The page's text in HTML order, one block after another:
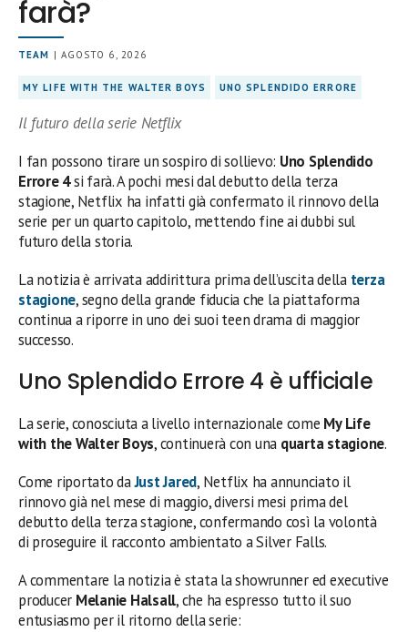
farà?
TEAM | AGOSTO 6, 2026
MY LIFE WITH THE WALTER BOYS UNO SPLENDIDO ERRORE
Il futuro della serie Netflix
I fan possono tirare un sospiro di sollievo: Uno Splendido
Errore 4si farà. A pochi mesi dal debutto della terza
stagione, Netflix ha infatti già confermato il rinnovo della
serie per un quarto capitolo, mettendo fine ai dubbi sul
futuro della storia.
La notizia è arrivata addirittura prima dell’uscita della terza
stagione, segno della grande fiducia che la piattaforma
continua a riporre in uno dei suoi teen drama di maggior
successo.
Uno Splendido Errore 4 è ufficiale
La serie, conosciuta a livello internazionale come My Life
with the Walter Boys, continuerà con una quarta stagione.
Come riportato daJust Jared, Netflix ha annunciato il
rinnovo già nel mese di maggio, diversi mesi prima del
debutto della terza stagione, confermando così la volontà
di proseguire il racconto ambientato a Silver Falls.
A commentare la notizia è stata la showrunner ed executive
producer Melanie Halsall, che ha espresso tutto il suo
entusiasmo per il ritorno della serie: